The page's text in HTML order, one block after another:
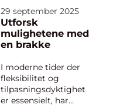
ferieformer kan måle
seg med. Mange som
søker etter bobil
bergen er ute etter
praktisk veiledning:
Hvor starter man, h...
29 september 2025
Utforsk
mulighetene med
en brakke
I moderne tider der
fleksibilitet og
tilpasningsdyktighet
er essensielt, har